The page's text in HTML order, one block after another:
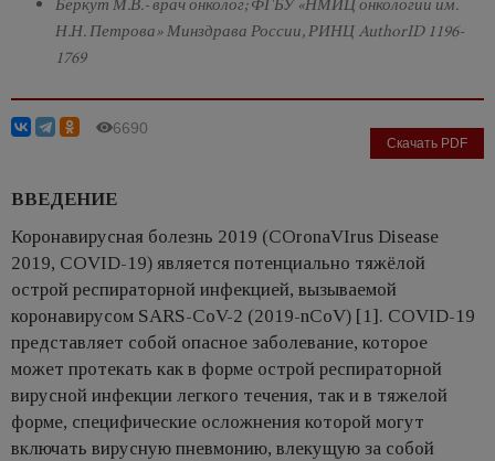
Н.Н. Петрова» Минздрава России, РИНЦ AuthorID 1196-
1769
6690
Скачать PDF
ВВЕДЕНИЕ
Коронавирусная болезнь 2019 (COronaVIrus Disease
2019, COVID-19) является потенциально тяжёлой
острой респираторной инфекцией, вызываемой
коронавирусом SARS-CoV-2 (2019-nCoV) [1]. COVID-19
представляет собой опасное заболевание, которое
может протекать как в форме острой респираторной
вирусной инфекции легкого течения, так и в тяжелой
форме, специфические осложнения которой могут
включать вирусную пневмонию, влекущую за собой